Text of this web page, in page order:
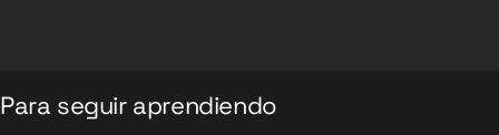
Para seguir aprendiendo